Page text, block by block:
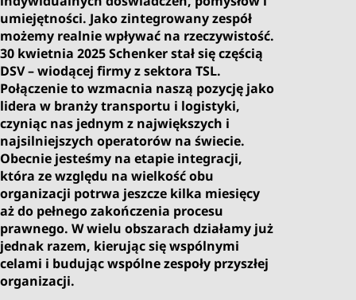
umiejętności. Jako zintegrowany zespół
możemy realnie wpływać na rzeczywistość.
30 kwietnia 2025 Schenker stał się częścią
DSV – wiodącej firmy z sektora TSL.
Połączenie to wzmacnia naszą pozycję jako
lidera w branży transportu i logistyki,
czyniąc nas jednym z największych i
najsilniejszych operatorów na świecie.
Obecnie jesteśmy na etapie integracji,
która ze względu na wielkość obu
organizacji potrwa jeszcze kilka miesięcy
aż do pełnego zakończenia procesu
prawnego. W wielu obszarach działamy już
jednak razem, kierując się wspólnymi
celami i budując wspólne zespoły przyszłej
organizacji.